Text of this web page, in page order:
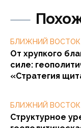
БЛИЖНИЙ ВОСТОК
От хрупкого
силе:
«Стратегия
БЛИЖНИЙ ВОСТОК
Структурное